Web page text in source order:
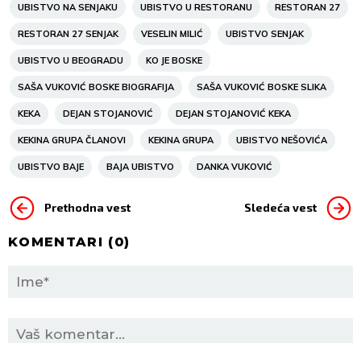
UBISTVO NA SENJAKU UBISTVO U RESTORANU RESTORAN 27
RESTORAN 27 SENJAK VESELIN MILIĆ UBISTVO SENJAK
UBISTVO U BEOGRADU KO JE BOSKE
SAŠA VUKOVIĆ BOSKE BIOGRAFIJA SAŠA VUKOVIĆ BOSKE SLIKA
KEKA DEJAN STOJANOVIĆ DEJAN STOJANOVIĆ KEKA
KEKINA GRUPA ČLANOVI KEKINA GRUPA UBISTVO NEŠOVIĆA
UBISTVO BAJE BAJA UBISTVO DANKA VUKOVIĆ
Prethodna vest Sledeća vest
KOMENTARI (0)